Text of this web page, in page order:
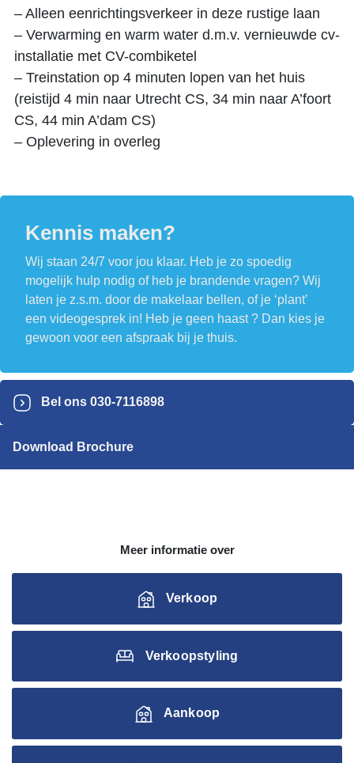
– Alleen eenrichtingsverkeer in deze rustige laan
– Verwarming en warm water d.m.v. vernieuwde cv-
installatie met CV-combiketel
– Treinstation op 4 minuten lopen van het huis
(reistijd 4 min naar Utrecht CS, 34 min naar A’foort
CS, 44 min A’dam CS)
– Oplevering in overleg
Kennis maken?
Wij staan 24/7 voor jou klaar. Heb je zo spoedig
mogelijk hulp nodig of heb je brandende vragen? Wij
laten je z.s.m. door de makelaar bellen, of je ‘plant’
een videogesprek in! Heb je geen haast ? Dan kies je
gewoon voor een afspraak bij je thuis.
Bel ons 030-7116898
Download Brochure
Meer informatie over
Verkoop
Verkoopstyling
Aankoop